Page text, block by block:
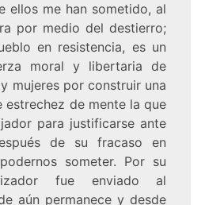
ellos me han sometido, al
por medio del destierro;
en resistencia, es un
moral y libertaria de
mujeres por construir una
estrechez de mente la que
para justificarse ante
de su fracaso en
someter. Por su
fue enviado al
aún permanece y desde